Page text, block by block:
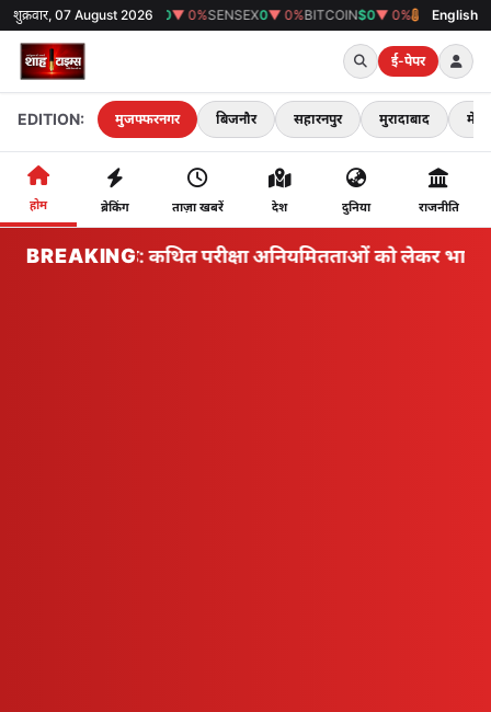
शुक्रवार, 07 August 2026
GOLD₹0▼ 0%SENSEX0▼ 0%BITCOIN$0▼ 0% 38°Cमुजफ्फरनगरEnglish
ई-पेपर
EDITION: मुजफ्फरनगर बिजनौर सहारनपुर मुरादाबाद मेरठ
होम ब्रेकिंग ताज़ा खबरें देश दुनिया राजनीति
BREAKING
झारखंड: कथित परीक्षा अनियमितताओं को लेकर भारतीय